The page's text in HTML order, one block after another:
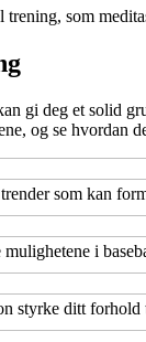
trening, som
gi deg et solid
og se hvordan
som kan
i
styrke ditt